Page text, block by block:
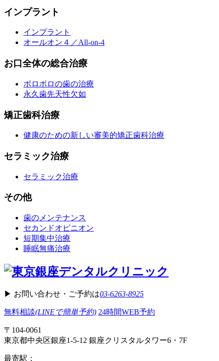
インプラント
インプラント
オールオン４／All-on-4
お口全体の総合治療
ボロボロの歯の治療
永久歯先天性欠如
矯正歯科治療
健康のための新しい審美的矯正歯科治療
セラミック治療
セラミック治療
その他
歯のメンテナンス
セカンドオピニオン
短期集中治療
睡眠無痛治療
▶︎ お問い合わせ・ご予約は03-6263-8925
無料相談(LINEで簡単予約) 24時間WEB予約
〒104-0061
東京都中央区銀座1-5-12 銀座クリスタルタワー6・7F
最寄駅：